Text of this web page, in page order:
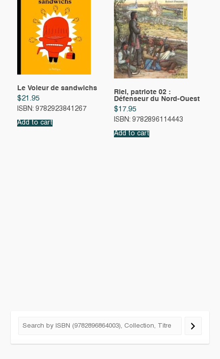
Le Voleur de sandwichs
$21.95
ISBN: 9782923841267
Add to cart
Riel, patriote 02 :
Défenseur du Nord-Ouest
$17.95
ISBN: 9782896114443
Add to cart